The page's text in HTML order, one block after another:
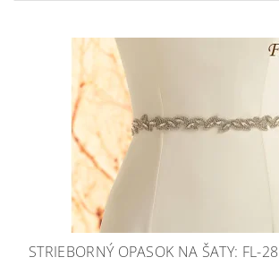
STRIEBORNÝ OPASOK NA ŠATY: FL-28